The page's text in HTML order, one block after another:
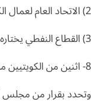
2) الاتحاد العام لعمال الكويت
3) القطاع النفطي يختاره وزير التفط
8- اثنين من الكويتيين من ذوي الخبرة والكفاءة يعينهم مجلس الوزراء لمدة أربع سنوات.
وتحدد بقرار من مجلس